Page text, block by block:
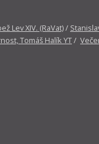
Lev XIV. (RaVat)/
Tomáš Halík YT/